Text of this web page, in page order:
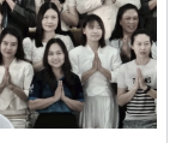
ววัชรินทร์ จันท
เกี่ยวกับการผลิต
มทั้งนำเยี่ยมชม
นวัตกรรมทางการ
ส่งเสริมคุณภาพ
ายในมหาวิทยาลัย
20.00 น.นอกจากนี้
และฝึกปฏิบัติ
บดูแลของ